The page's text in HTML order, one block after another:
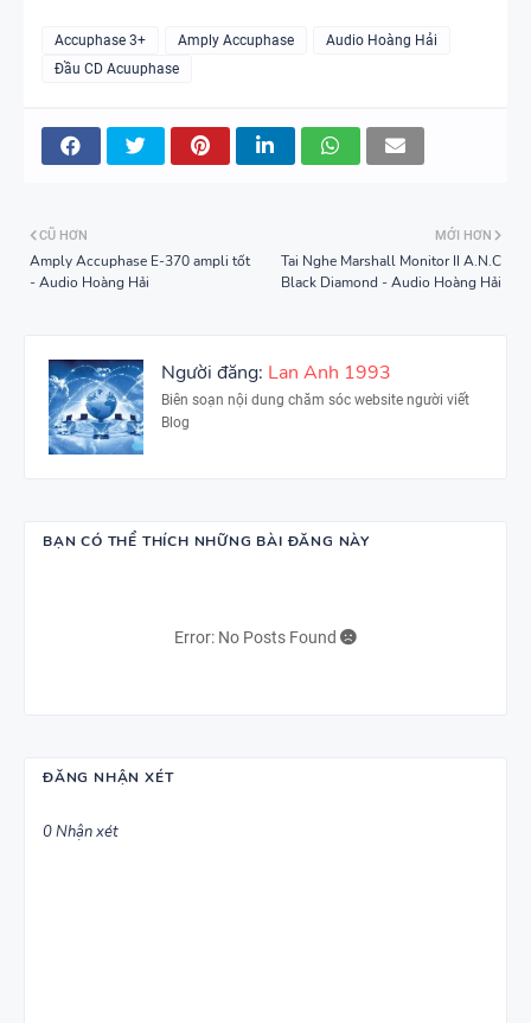
Accuphase 3+ Amply Accuphase
Audio Hoàng Hải
Đầu CD Acuuphase
MỚI HƠN
Tai Nghe Marshall Monitor II A.N.C
Black Diamond - Audio Hoàng Hải
CŨ HƠN
Amply Accuphase E-370 ampli tốt
- Audio Hoàng Hải
Người đăng: Lan Anh 1993
Biên soạn nội dung chăm sóc website người viết
Blog
BẠN CÓ THỂ THÍCH NHỮNG BÀI ĐĂNG NÀY
Error: No Posts Found
ĐĂNG NHẬN XÉT
0 Nhận xét